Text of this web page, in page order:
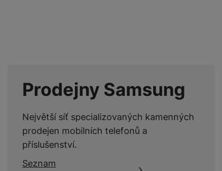
Prodejny Samsung
Největší síť specializovaných kamenných
prodejen mobilních telefonů a
příslušenství.
Seznam